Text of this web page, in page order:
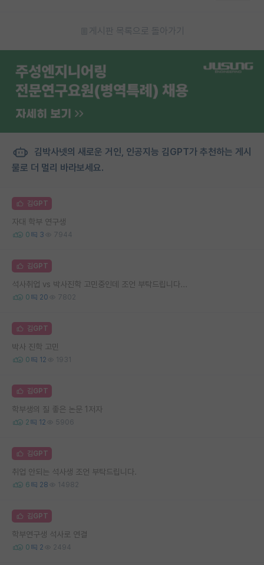
게시판 목록으로 돌아가기
김박사넷의 새로운 거인, 인공지능 김GPT가 추천하는 게시
물로 더 멀리 바라보세요.
김GPT
자대 학부 연구생
0 3 7944
김GPT
석사취업 vs 박사진학 고민중인데 조언 부탁드립니다...
0 20 7802
김GPT
박사 진학 고민
0 12 1931
김GPT
학부생의 질 좋은 논문 1저자
2 12 5906
김GPT
취업 안되는 석사생 조언 부탁드립니다.
6 28 14982
김GPT
학부연구생 석사로 연결
0 2 2494